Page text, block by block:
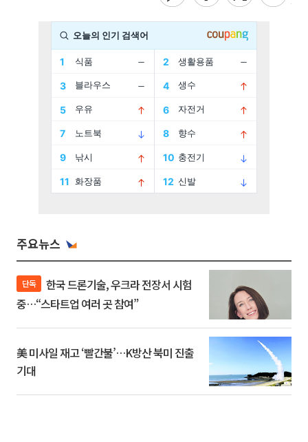
주요뉴스
단독
중…“스타트업 여러 곳 참여”
美 미사일 재고 ‘빨간불’…K방산 북미 진출
기대